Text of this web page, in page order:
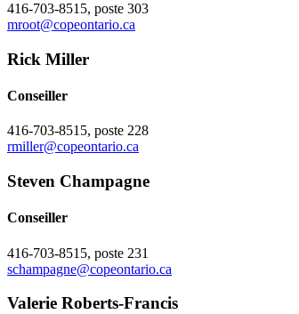
416-703-8515, poste 303
mroot@copeontario.ca
Rick Miller
Conseiller
416-703-8515, poste 228
rmiller@copeontario.ca
Steven Champagne
Conseiller
416-703-8515, poste 231
schampagne@copeontario.ca
Valerie Roberts-Francis